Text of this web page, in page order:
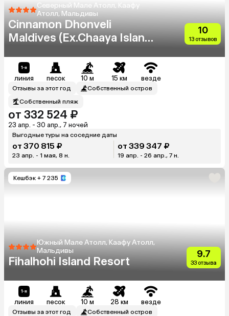
Северный Мале Атолл, Каафу
Атолл, Мальдивы
Cinnamon Dhonveli
Maldives (Ex.Chaaya Island
10
13 отзывов
линия песок 10 м 15 км везде
Отзывы за этот год
Собственный остров
Собственный пляж
от 332 524 ₽
23 апр. - 30 апр., 7 ночей
Выгодные туры на соседние даты
от 370 815 ₽
23 апр. - 1 мая, 8 н.
от 339 347 ₽
19 апр. - 26 апр., 7 н.
Кешбэк + 7 235
Южный Мале Атолл, Каафу Атолл,
Мальдивы
Fihalhohi Island Resort
9.7
33 отзыва
линия песок 10 м 28 км везде
Отзывы за этот год Собственный остров